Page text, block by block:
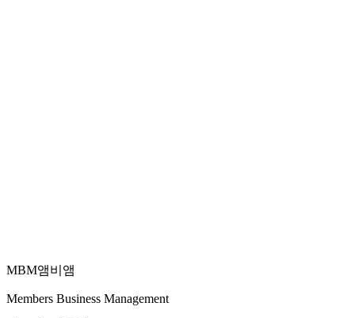
이메일 문의
MBM앰비앰
Members Business Management